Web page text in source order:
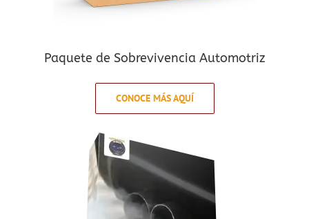
Paquete de Sobrevivencia Automotriz
CONOCE MÁS AQUÍ